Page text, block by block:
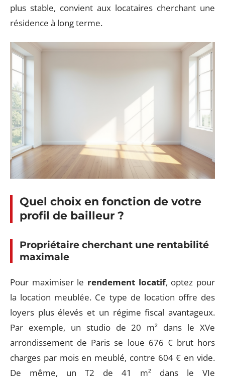
plus stable, convient aux locataires cherchant une
résidence à long terme.
Quel choix en fonction de votre
profil de bailleur ?
Propriétaire cherchant une rentabilité
maximale
Pour maximiser le rendement locatif, optez pour
la location meublée. Ce type de location offre des
loyers plus élevés et un régime fiscal avantageux.
Par exemple, un studio de 20 m² dans le XVe
arrondissement de Paris se loue 676 € brut hors
charges par mois en meublé, contre 604 € en vide.
De même, un T2 de 41 m² dans le VIe